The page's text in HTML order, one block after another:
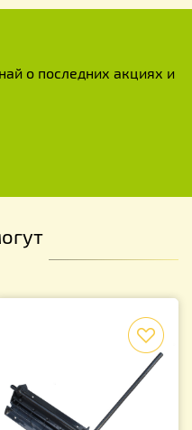
о последних акциях и